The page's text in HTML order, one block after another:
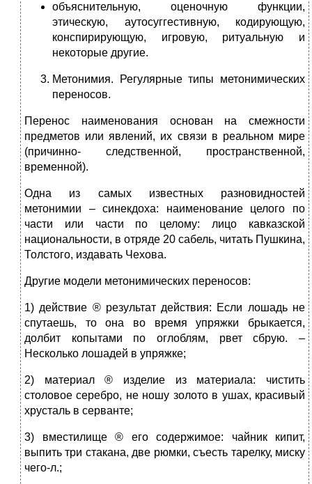
объяснительную, оценочную функции,
этическую, аутосуггестивную, кодирующую,
конспирирующую, игровую, ритуальную и
некоторые другие.
Метонимия. Регулярные типы метонимических
переносов.
Перенос наименования основан на смежности
предметов или явлений, их связи в реальном мире
(причинно- следственной, пространственной,
временной).
Одна из самых известных разновидностей
метонимии – синекдоха: наименование целого по
части или части по целому: лицо кавказской
национальности, в отряде 20 сабель, читать Пушкина,
Толстого, издавать Чехова.
Другие модели метонимических переносов:
1) действие ® результат действия: Если лошадь не
спутаешь, то она во время упряжки брыкается,
долбит копытами по оглоблям, рвет сбрую. –
Несколько лошадей в упряжке;
2) материал ® изделие из материала: чистить
столовое серебро, не ношу золото в ушах, красивый
хрусталь в серванте;
3) вместилище ® его содержимое: чайник кипит,
выпить три стакана, две рюмки, съесть тарелку, миску
чего-л.;